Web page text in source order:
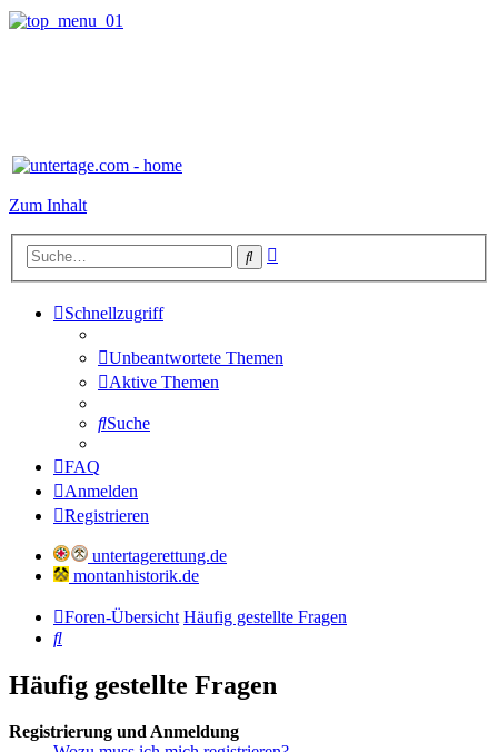
Zum Inhalt
Suche
Schnellzugriff
Unbeantwortete Themen
Aktive Themen
Suche
FAQ
Anmelden
Registrieren
untertagerettung.de
montanhistorik.de
Foren-Übersicht Häufig gestellte Fragen
Suche
Häufig gestellte Fragen
Registrierung und Anmeldung